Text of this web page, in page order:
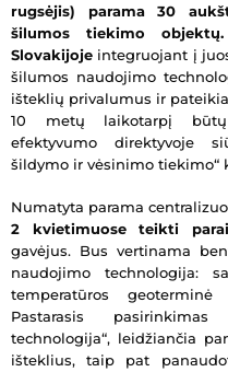
rugsėjis) parama 30
šilumos tiekimo objektų.
Slovakijoje integruojant į
šilumos naudojimo
išteklių privalumus ir
10 metų laikotarpį
efektyvumo direktyvoje
šildymo ir vėsinimo tiekimo“
Numatyta parama
2 kvietimuose teikti
gavėjus. Bus vertinama
naudojimo technologija:
temperatūros
Pastarasis
technologija“, leidžiančia
išteklius, taip pat